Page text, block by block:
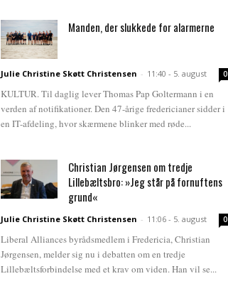
Manden, der slukkede for alarmerne
Julie Christine Skøtt Christensen - 11:40 - 5. august 0
KULTUR. Til daglig lever Thomas Pap Goltermann i en
verden af notifikationer. Den 47-årige fredericianer sidder i
en IT-afdeling, hvor skærmene blinker med røde...
Christian Jørgensen om tredje
Lillebæltsbro: »Jeg står på fornuftens
grund«
Julie Christine Skøtt Christensen - 11:06 - 5. august 0
Liberal Alliances byrådsmedlem i Fredericia, Christian
Jørgensen, melder sig nu i debatten om en tredje
Lillebæltsforbindelse med et krav om viden. Han vil se...